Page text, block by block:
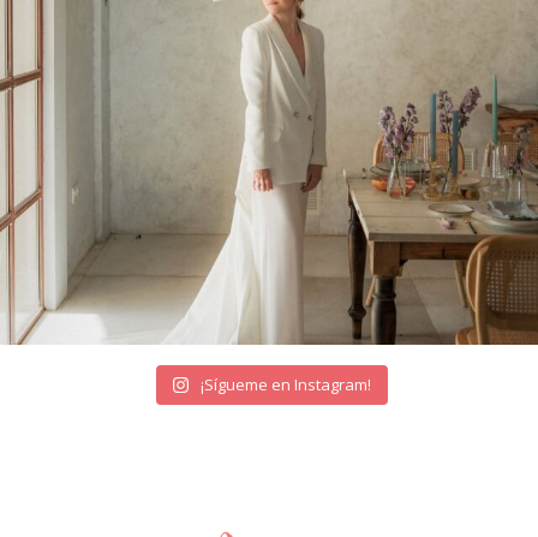
¡Sígueme en Instagram!